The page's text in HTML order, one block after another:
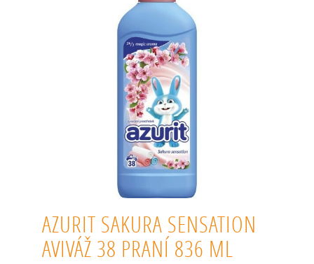
AZURIT SAKURA SENSATION
AVIVÁŽ 38 PRANÍ 836 ML